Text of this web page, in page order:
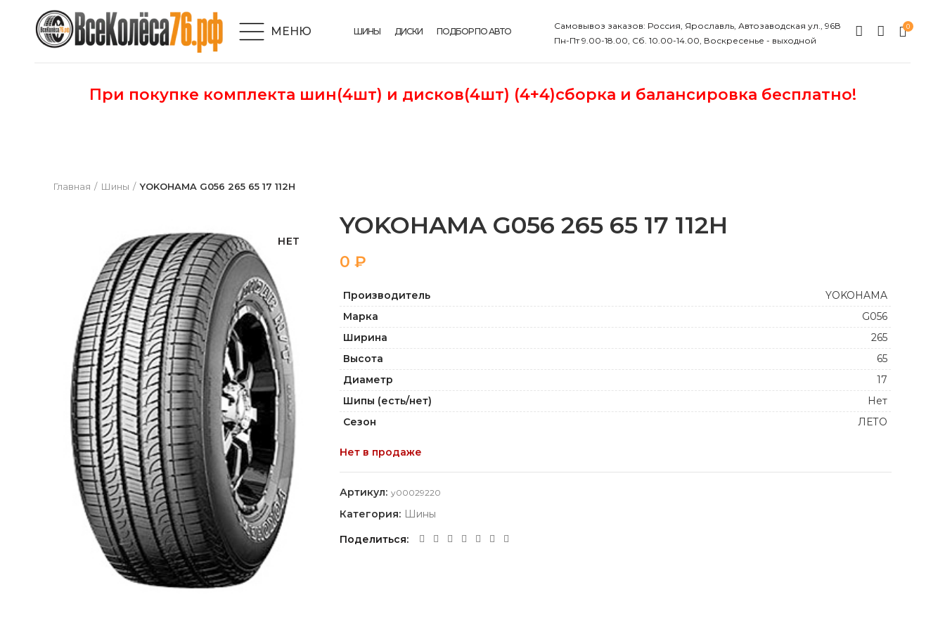
МЕНЮ ШИНЫ ДИСКИ ПОДБОР ПО АВТО
Самовывоз заказов: Россия, Ярославль, Автозаводская ул., 96В
Пн-Пт 9.00-18.00, Сб. 10.00-14.00, Воскресенье - выходной
0
При покупке комплекта шин(4шт) и дисков(4шт) (4+4)сборка и балансировка бесплатно!
Главная Шины YOKOHAMA G056 265 65 17 112H
НЕТ
YOKOHAMA G056 265 65 17 112H
₽
Производитель
YOKOHAMA
Марка
G056
Ширина
265
Высота
65
Диаметр
17
Шипы (есть/нет)
Нет
Сезон
ЛЕТО
Нет в продаже
Артикул: y00029220
Категория: Шины
Поделиться